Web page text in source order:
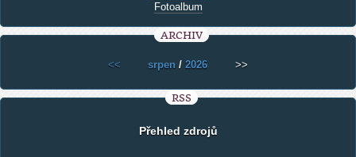
Fotoalbum
ARCHIV
<< srpen / 2026 >>
RSS
Přehled zdrojů